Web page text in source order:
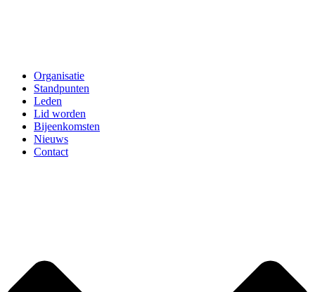
Organisatie
Standpunten
Leden
Lid worden
Bijeenkomsten
Nieuws
Contact